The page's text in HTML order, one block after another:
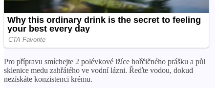
Pro přípravu smíchejte 2 polévkové lžíce hořčičného prášku a půl
sklenice medu zahřátého ve vodní lázni. Řeďte vodou, dokud
nezískáte konzistenci krému.